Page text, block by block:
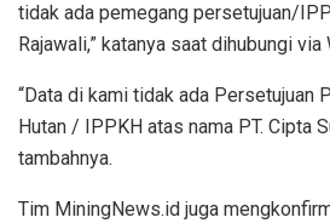
tidak ada pemegang persetujuan/
Rajawali,” katanya saat dihubungi via
“Data di kami tidak ada Persetujuan
Hutan / IPPKH atas nama PT. Cipta
tambahnya.
Tim MiningNews.id juga